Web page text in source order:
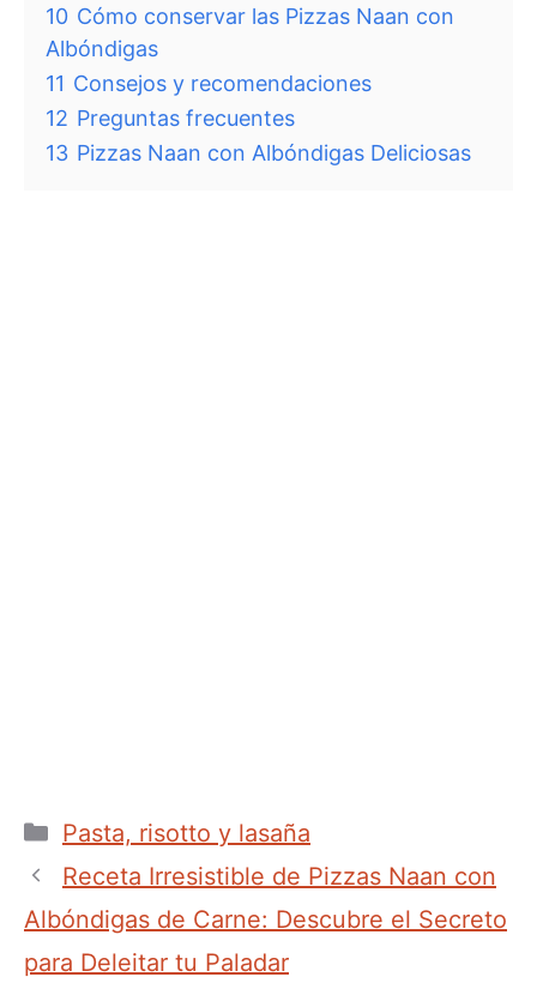
10 Cómo conservar las Pizzas Naan con
Albóndigas
11 Consejos y recomendaciones
12 Preguntas frecuentes
13 Pizzas Naan con Albóndigas Deliciosas
Categorías
Pasta, risotto y lasaña
Receta Irresistible de Pizzas Naan con
Albóndigas de Carne: Descubre el Secreto
para Deleitar tu Paladar